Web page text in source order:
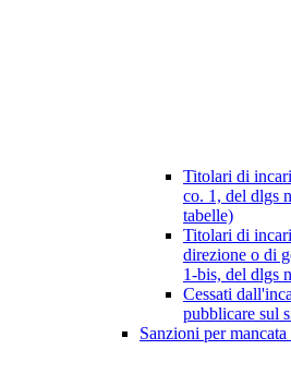
Titolari di
co. 1, del dlgs
tabelle)
Titolari di
direzione o di
1-bis, del dlgs
Cessati
pubblicare sul
Sanzioni per